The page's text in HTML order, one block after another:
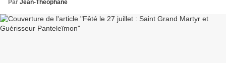
Par Jean-Théophane